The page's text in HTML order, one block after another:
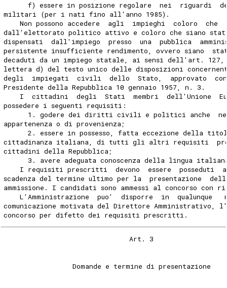
f) essere in posizione regolare  nei  riguardi
militari (per i nati fino all'anno 1985).
Non possono accedere  agli  impieghi  coloro  che
dall'elettorato politico attivo e coloro che siano
dispensati  dall'impiego  presso  una  pubblica
persistente insufficiente rendimento, ovvero siano
decaduti da un impiego statale, ai sensi dell'art. 127,
lettera d) del testo unico delle disposizioni
degli  impiegati  civili  dello  Stato,  approvato
Presidente della Repubblica 10 gennaio 1957, n. 3.
I  cittadini  degli  Stati  membri  dell'Unione
possedere i seguenti requisiti:
1. godere dei diritti civili e politici anche
appartenenza o di provenienza;
2. essere in possesso, fatta eccezione della
cittadinanza italiana, di tutti gli altri requisiti
cittadini della Repubblica;
3. avere adeguata conoscenza della lingua
I requisiti prescritti  devono  essere  posseduti
scadenza del termine ultimo per la  presentazione
ammissione. I candidati sono ammessi al concorso con
L'Amministrazione  puo'  disporre  in  qualunque
comunicazione motivata del Direttore Amministrativo,
concorso per difetto dei requisiti prescritti.
                               Art. 3
                 Domande e termine di presentazione